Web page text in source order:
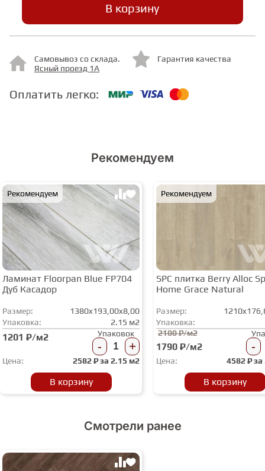
ФАНЕРА
ЛАМИНАТ MSPC
ЛАМИНАТ SWF
В корзину
Самовывоз со склада.
Ясный проезд 1А
Гарантия качества
Оплатить легко:
Рекомендуем
Рекомендуем
Ламинат Floorpan Blue FP704
Дуб Касадор
Размер:
1380x193,00x8,00
Упаковка:
2.15 м2
1201 ₽/м2 Упаковок
- +
Цена: 2582₽ за 2.15 м2
В корзину
Рекомендуем
SPC плитка Berry Alloc
Home Grace Natural
Размер:
Упаковка:
2100 ₽/м2
1790 ₽/м2 -
Цена: 4582₽ за
В корзину
Смотрели ранее